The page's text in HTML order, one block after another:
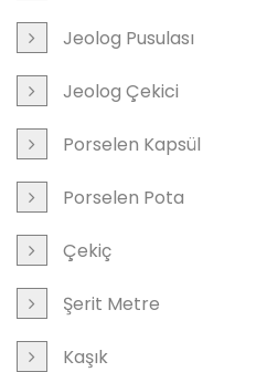
Jeolog Pusulası
Jeolog Çekici
Porselen Kapsül
Porselen Pota
Çekiç
Şerit Metre
Kaşık